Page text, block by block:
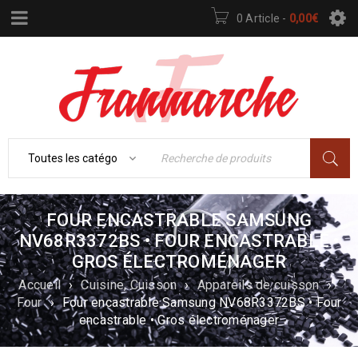
0 Article - 0,00€
FOUR ENCASTRABLE SAMSUNG
NV68R3372BS • FOUR ENCASTRABLE •
GROS ÉLECTROMÉNAGER
Accueil › Cuisine, Cuisson › Appareils de cuisson ›
Four › Four encastrable Samsung NV68R3372BS • Four
encastrable • Gros électroménager